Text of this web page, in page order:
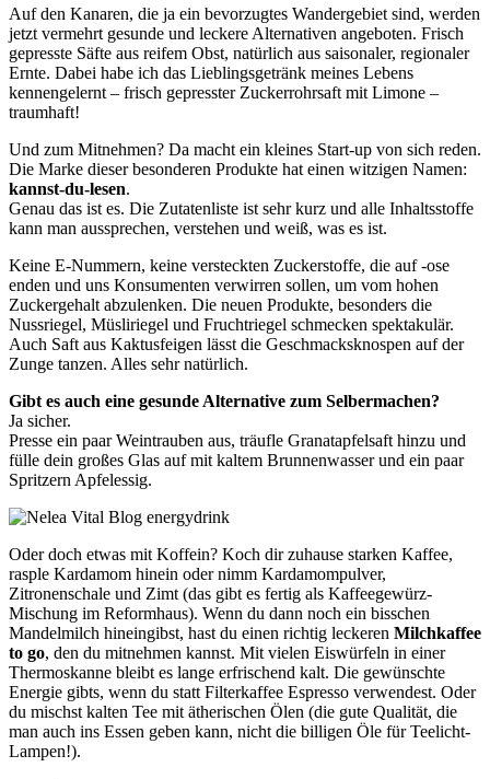
Auf den Kanaren, die ja ein bevorzugtes Wandergebiet sind, werden
jetzt vermehrt gesunde und leckere Alternativen angeboten. Frisch
gepresste Säfte aus reifem Obst, natürlich aus saisonaler, regionaler
Ernte. Dabei habe ich das Lieblingsgetränk meines Lebens
kennengelernt – frisch gepresster Zuckerrohrsaft mit Limone –
traumhaft!
Und zum Mitnehmen? Da macht ein kleines Start-up von sich reden.
Die Marke dieser besonderen Produkte hat einen witzigen Namen:
kannst-du-lesen.
Genau das ist es. Die Zutatenliste ist sehr kurz und alle Inhaltsstoffe
kann man aussprechen, verstehen und weiß, was es ist.
Keine E-Nummern, keine versteckten Zuckerstoffe, die auf -ose
enden und uns Konsumenten verwirren sollen, um vom hohen
Zuckergehalt abzulenken. Die neuen Produkte, besonders die
Nussriegel, Müsliriegel und Fruchtriegel schmecken spektakulär.
Auch Saft aus Kaktusfeigen lässt die Geschmacksknospen auf der
Zunge tanzen. Alles sehr natürlich.
Gibt es auch eine gesunde Alternative zum Selbermachen?
Ja sicher.
Presse ein paar Weintrauben aus, träufle Granatapfelsaft hinzu und
fülle dein großes Glas auf mit kaltem Brunnenwasser und ein paar
Spritzern Apfelessig.
Oder doch etwas mit Koffein? Koch dir zuhause starken Kaffee,
rasple Kardamom hinein oder nimm Kardamompulver,
Zitronenschale und Zimt (das gibt es fertig als Kaffeegewürz-
Mischung im Reformhaus). Wenn du dann noch ein bisschen
Mandelmilch hineingibst, hast du einen richtig leckeren Milchkaffee
to go, den du mitnehmen kannst. Mit vielen Eiswürfeln in einer
Thermoskanne bleibt es lange erfrischend kalt. Die gewünschte
Energie gibts, wenn du statt Filterkaffee Espresso verwendest. Oder
du mischst kalten Tee mit ätherischen Ölen (die gute Qualität, die
man auch ins Essen geben kann, nicht die billigen Öle für Teelicht-
Lampen!).